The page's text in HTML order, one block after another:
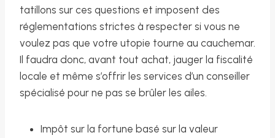
tatillons sur ces questions et imposent des
réglementations strictes à respecter si vous ne
voulez pas que votre utopie tourne au cauchemar.
Il faudra donc, avant tout achat, jauger la fiscalité
locale et même s’offrir les services d’un conseiller
spécialisé pour ne pas se brûler les ailes.
Impôt sur la fortune basé sur la valeur